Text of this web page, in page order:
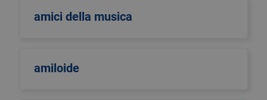
amici della musica
amiloide